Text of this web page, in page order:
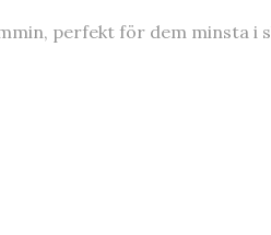
perfekt för dem minsta